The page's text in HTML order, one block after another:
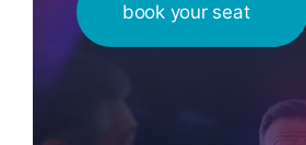
book your seat